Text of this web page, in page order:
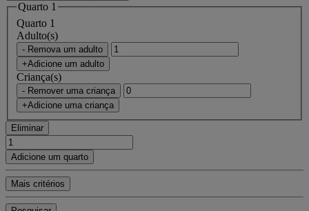
Quarto 1
Quarto 1
Adulto(s)
- Remova um adulto
+Adicione um adulto
Criança(s)
- Remover uma criança
+Adicione uma criança
Eliminar
Adicione um quarto
Mais critérios